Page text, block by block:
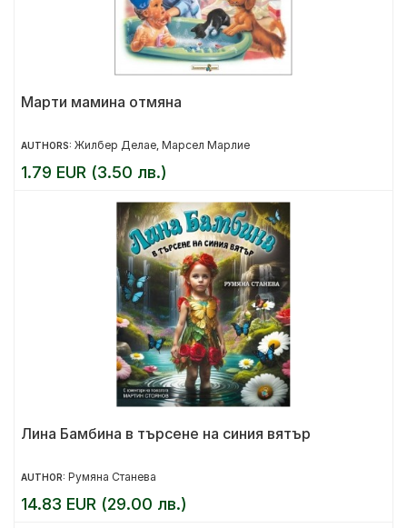
Марти мамина отмяна
AUTHORS: Жилбер Делае Марсел Марлие
1.79 EUR (3.50 лв.)
Лина Бамбина в търсене на синия вятър
AUTHOR: Румяна Станева
14.83 EUR (29.00 лв.)